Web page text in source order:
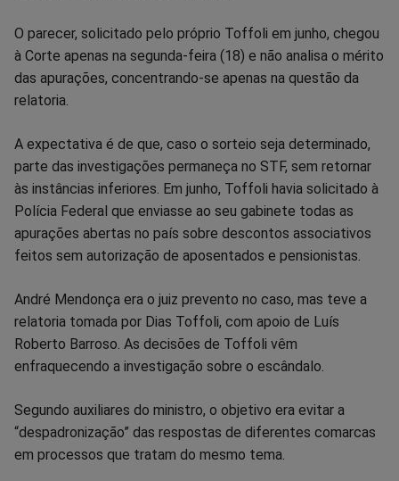
O parecer, solicitado pelo próprio Toffoli em junho, chegou
à Corte apenas na segunda-feira (18) e não analisa o mérito
das apurações, concentrando-se apenas na questão da
relatoria.
A expectativa é de que, caso o sorteio seja determinado,
parte das investigações permaneça no STF, sem retornar
às instâncias inferiores. Em junho, Toffoli havia solicitado à
Polícia Federal que enviasse ao seu gabinete todas as
apurações abertas no país sobre descontos associativos
feitos sem autorização de aposentados e pensionistas.
André Mendonça era o juiz prevento no caso, mas teve a
relatoria tomada por Dias Toffoli, com apoio de Luís
Roberto Barroso. As decisões de Toffoli vêm
enfraquecendo a investigação sobre o escândalo.
Segundo auxiliares do ministro, o objetivo era evitar a
“despadronização” das respostas de diferentes comarcas
em processos que tratam do mesmo tema.